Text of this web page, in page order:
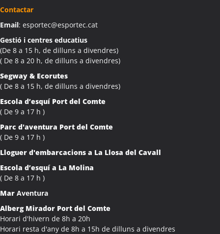
Contactar
Email: esportec@esportec.cat
Gestió i centres educatius
(De 8 a 15 h, de dilluns a divendres)
( De 8 a 20 h, de dilluns a divendres)
Segway & Ecorutes
( De 8 a 15 h, de dilluns a divendres)
Escola d’esquí Port del Comte
( De 9 a 17 h )
Parc d'aventura Port del Comte
( De 9 a 17 h )
Lloguer d'embarcacions a La Llosa del Cavall
Escola d’esquí a La Molina
( De 8 a 17 h )
Mar Aventura
Alberg Mirador Port del Comte
Horari d'hivern de 8h a 20h
Horari resta d'any de 8h a 15h de dilluns a divendres